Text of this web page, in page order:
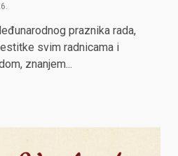
praznika rada,
svim radnicama i
znanjem...